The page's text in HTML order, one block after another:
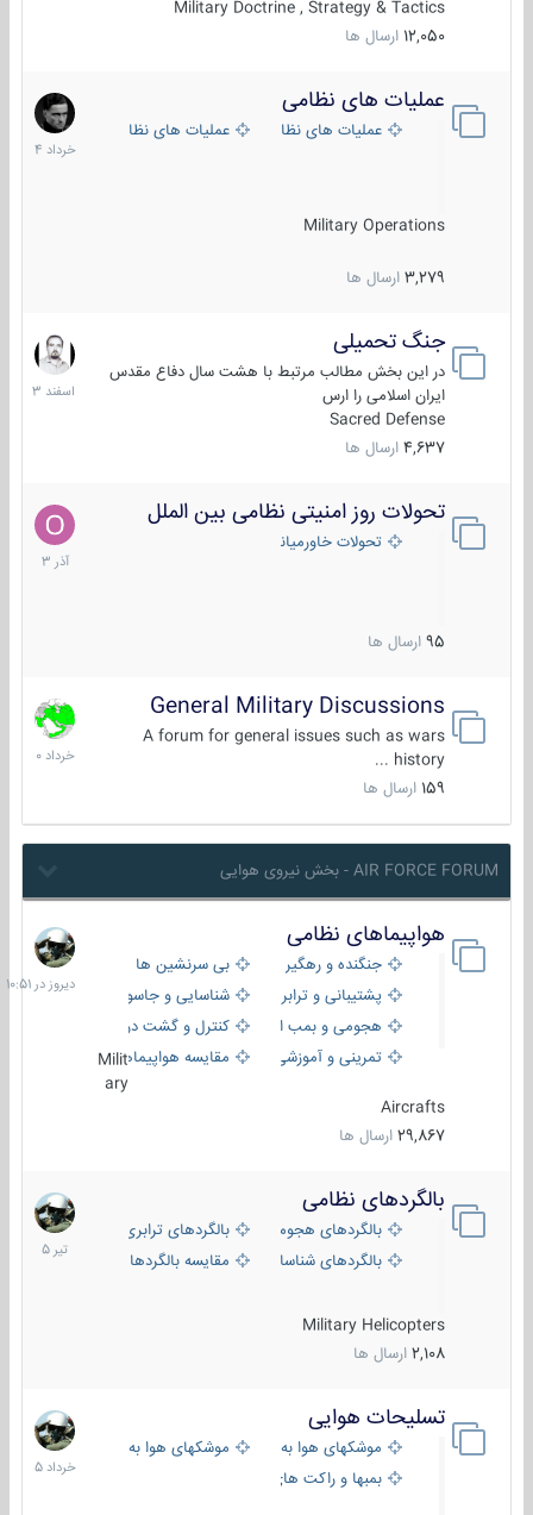
Military Doctrine , Strategy & Tactics
12,050 ارسال ها
عملیات های نظامی
عملیات های نظامی ایرانعملیات های نظامی خارجی
Military Operations
3,279 ارسال ها
5
خرداد
1404
جنگ تحمیلی
در این بخش مطالب مرتبط با هشت سال دفاع مقدس
ایران اسلامی را ارس
Sacred Defense
4,637 ارسال ها
20
اسفند
1403
تحولات روز امنیتی نظامی بین الملل
تحولات خاورمیانه
95 ارسال ها
21
آذر
1403
General Military Discussions
A forum for general issues such as wars
history ...
159 ارسال ها
10
خرداد
1400
AIR FORCE FORUM - بخش نیروی هوایی
هواپیماهای نظامی
جنگنده و رهگیر
بی سرنشین ها
پشتیبانی و ترابری
شناسایی و جاسوسی
هجومی و بمب افکن
کنترل و گشت دریایی
تمرینی و آموزشی
مقایسه هواپیماهاMilit
ary
Aircrafts
29,867 ارسال ها
دیروز
در
10:51
بالگردهای نظامی
بالگردهای هجومی
بالگردهای ترابری
بالگردهای شناسایی
مقایسه بالگردها
Military Helicopters
2,108 ارسال ها
22
تیر
1405
تسلیحات هوایی
موشکهای هوا به هوا
موشکهای هوا به سطح
بمبها و راکت های هوایی
30
خرداد
1405